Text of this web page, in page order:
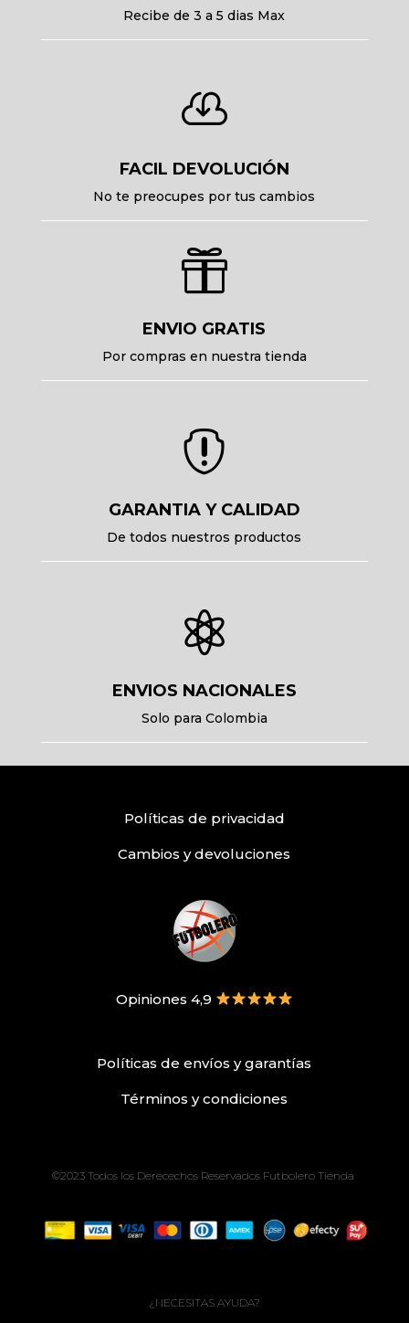
Recibe de 3 a 5 dias Max

FACIL DEVOLUCIÓN
No te preocupes por tus cambios

ENVIO GRATIS
Por compras en nuestra tienda

GARANTIA Y CALIDAD
De todos nuestros productos

ENVIOS NACIONALES
Solo para Colombia
Políticas de privacidad
Cambios y devoluciones
Opiniones 4,9
Políticas de envíos ygarantías
Términos y condiciones
©2023 Todos los Derecechos Reservados Futbolero Tienda
¿NECESITAS AYUDA?